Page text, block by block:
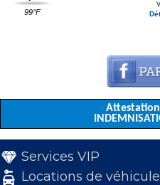
99°F
Services VIP
Locations de